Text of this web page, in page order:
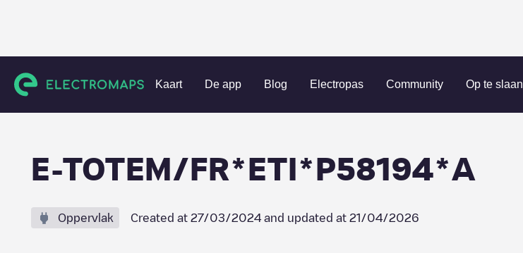
Kaart De app Blog Electropas Community Op te slaan
Charging stations Frankrijk Nièvre Nevers E-TOTEM/FR*ETI*P58194*A
E-TOTEM/FR*ETI*P58194*A
Oppervlak Created at 27/03/2024 and updated at 21/04/2026